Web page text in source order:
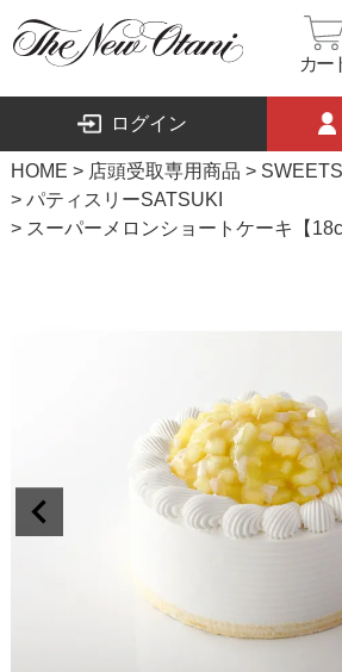
カー
ログイン
HOME 店頭受取専用商品 SWEETS
パティスリーSATSUKI
スーパーメロンショートケーキ【